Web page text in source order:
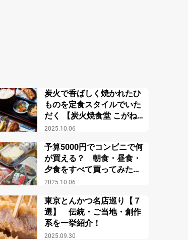
2025.10.06
炭火で香ばしく焼かれたひ
ものを定食スタイルでいた
だく 【炭火焼食堂 こがね
屋】
2025.10.06
予算5000円でコンビニで何
が買える？ 朝食・昼食・
夕食をすべて買ってみた結
果？
2025.09.30
東京とんかつ名店巡り【７
選】 伝統・ご当地・創作
系を一挙紹介！